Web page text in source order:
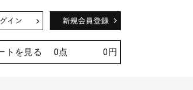
トを見る 0点 0円